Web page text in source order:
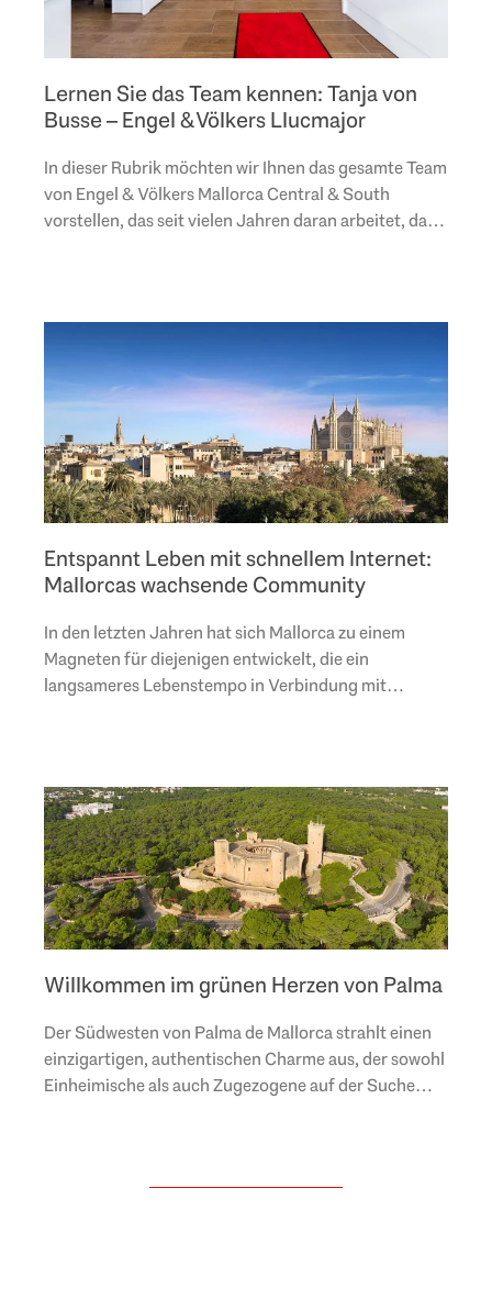
Lernen Sie das Team kennen: Tanja von
Busse – Engel & Völkers Llucmajor
In dieser Rubrik möchten wir Ihnen das gesamte Team
von Engel & Völkers Mallorca Central & South
vorstellen, das seit vielen Jahren daran arbeitet, das
Entspannt Leben mit schnellem Internet:
Mallorcas wachsende Community
In den letzten Jahren hat sich Mallorca zu einem
Magneten für diejenigen entwickelt, die ein
langsameres Lebenstempo in Verbindung mit
Willkommen im grünen Herzen von Palma
Der Südwesten von Palma de Mallorca strahlt einen
einzigartigen, authentischen Charme aus, der sowohl
Einheimische als auch Zugezogene auf der Suche